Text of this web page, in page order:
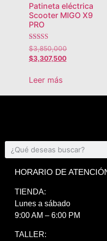
Patineta eléctrica
Scooter MIGO X9
PRO
Valorado con
5.00
de 5
$3,850,000
$3,307,500
Leer más
HORARIO DE
TIENDA:
Lunes a sábado
9:00 AM – 6:00 PM
TALLER: